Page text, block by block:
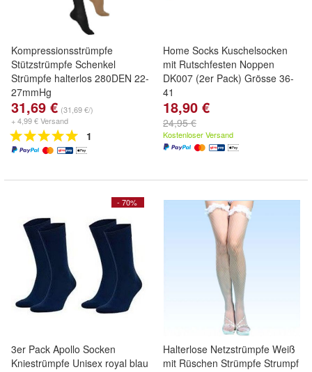
Kompressionsstrümpfe
Stützstrümpfe Schenkel
Strümpfe halterlos 280DEN 22-
27mmHg
31,69 € (31,69 €/)
+ 4,99 € Versand
1
Home Socks Kuschelsocken
mit Rutschfesten Noppen
DK007 (2er Pack) Grösse 36-
41
18,90 €
24,95 €
Kostenloser Versand
- 70%
3er Pack Apollo Socken
Kniestrümpfe Unisex royal blau
Halterlose Netzstrümpfe Weiß
mit Rüschen Strümpfe Strumpf